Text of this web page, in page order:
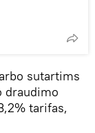
sutartims
draudimo
tarifas,